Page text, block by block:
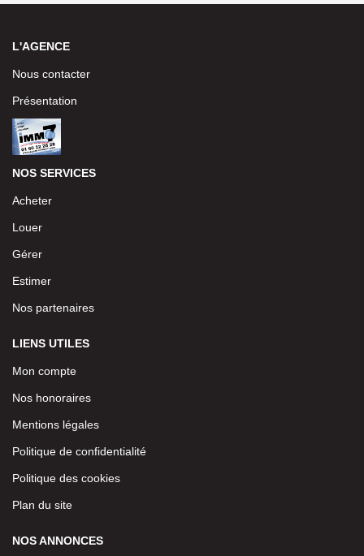
L'AGENCE
Nous contacter
Présentation
NOS SERVICES
Acheter
Louer
Gérer
Estimer
Nos partenaires
LIENS UTILES
Mon compte
Nos honoraires
Mentions légales
Politique de confidentialité
Politique des cookies
Plan du site
NOS ANNONCES